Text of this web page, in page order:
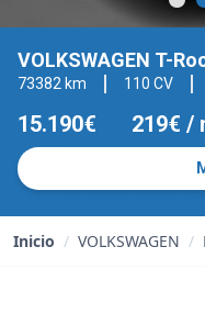
VOLKSWAGEN T-
73382 km
110 CV
15.190€ 219€ /
Inicio / VOLKSWAGEN /